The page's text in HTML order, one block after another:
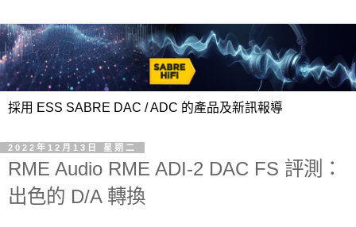
採用 ESS SABRE DAC / ADC 的產品及新訊報導
2022年12月13日 星期二
RME Audio RME ADI-2 DAC FS 評測：
出色的 D/A 轉換